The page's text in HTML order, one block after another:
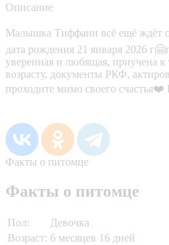
Описание
Малышка Тиффани всё ещё ждёт
дата рождения 21 января 2026
уверенная и любящая, приучена к
возрасту, документы РКФ,
проходите мимо своего
Факты о питомце
Факты о питомце
Пол:
Девочка
Возраст: 6 месяцев 16 дней